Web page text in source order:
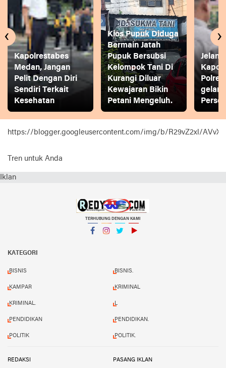
Kapolrestabes
Medan, Jangan
Pelit Dengan Diri
Sendiri Terkait
Kesehatan
Kios Pupuk Diduga
Bermain Jatah
Pupuk Bersubsi
Kelompok Tani Di
Kurangi Diluar
Kewajaran Bikin
Petani Mengeluh.
gelar
‹ ›
https://blogger.googleusercontent.com/img/b/R29vZ2xl/
Tren untuk Anda
Iklan
TERHUBUNG DENGAN KAMI
KATEGORI
BISNIS BISNIS.
KAMPAR KRIMINAL
KRIMINAL. L
PENDIDIKAN PENDIDIKAN.
POLITIK POLITIK.
REDAKSI PASANG IKLAN